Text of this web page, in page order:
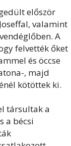
először
valamint
A
felvették őket
és öccse
, majd
kötöttek ki.
társultak a
a bécsi